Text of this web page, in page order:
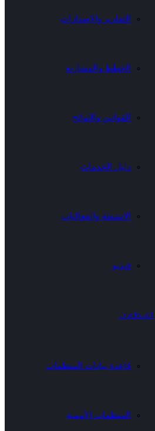
التقارير والإصدارات
الخطط والمشاريع
القوانين واللوائح
دليل الخدمات
الانشطة والفعاليات
فيديو
المنظمات
قاعدة بيانات المنظمات
المنظمات الأممية